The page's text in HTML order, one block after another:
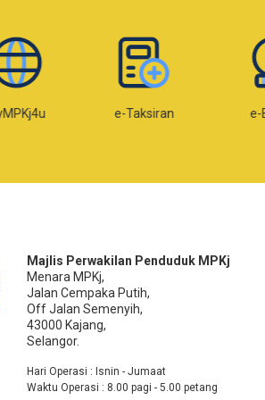
e-Taksiran e-
Majlis Perwakilan Penduduk MPKj
Menara MPKj,
Jalan Cempaka Putih,
Off Jalan Semenyih,
43000 Kajang,
Selangor.
Hari Operasi : Isnin - Jumaat
Waktu Operasi : 8.00 pagi - 5.00 petang